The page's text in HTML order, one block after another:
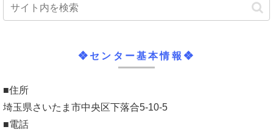
❖センター基本情報❖
■住所
埼玉県さいたま市中央区下落合5-10-5
■電話